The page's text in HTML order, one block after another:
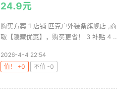
24.9元
购买方案 1 店铺 匹克户外装备旗舰店 ,
取【隐藏优惠】，购买更省！ 3 补贴 4
2026-4-4 22:54
值！ +0
不值 -0